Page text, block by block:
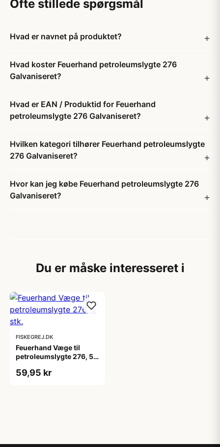
Ofte stillede spørgsmål
Hvad er navnet på produktet?
Hvad koster Feuerhand petroleumslygte 276
Galvaniseret?
Hvad er EAN / Produktid for Feuerhand
petroleumslygte 276 Galvaniseret?
Hvilken kategori tilhører Feuerhand petroleumslygte
276 Galvaniseret?
Hvor kan jeg købe Feuerhand petroleumslygte 276
Galvaniseret?
Du er måske interesseret i
FISKEGREJ.DK
Feuerhand Væge til
petroleumslygte 276, 5
59,95 kr